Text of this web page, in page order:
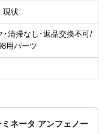
現状
･清掃なし･返品交換不可/
用パーツ
ネータ アンフェノー